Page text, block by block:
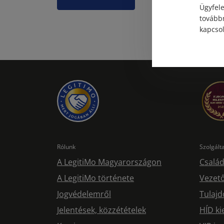
Rólunk
A LegitiMo Magyarországon
A LegitiMo története
Jogvédelemről
Jelentések, közzétételek
HÍD